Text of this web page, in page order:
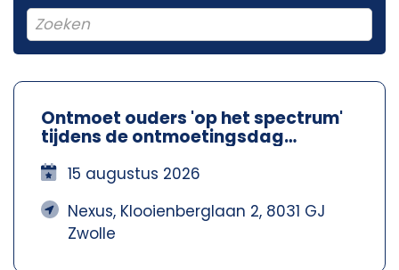
Ontmoet ouders 'op het spectrum'
tijdens de ontmoetingsdag
15 augustus 2026
Nexus, Klooienberglaan 2, 8031 GJ
Zwolle